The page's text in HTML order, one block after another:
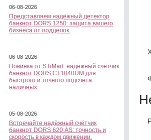
06-08-2026
Представляем надёжный детектор
банкнот DORS 1250: защита вашего
бизнеса от подделок.
06-08-2026
Новинка от STiMart: надёжный счётчик
банкнот DORS CT1040UM для
быстрого и точного подсчёта
наличных.
05-08-2026
Встречайте надёжный счётчик
банкнот DORS 620 АS: точность и
скорость в каждом движении.